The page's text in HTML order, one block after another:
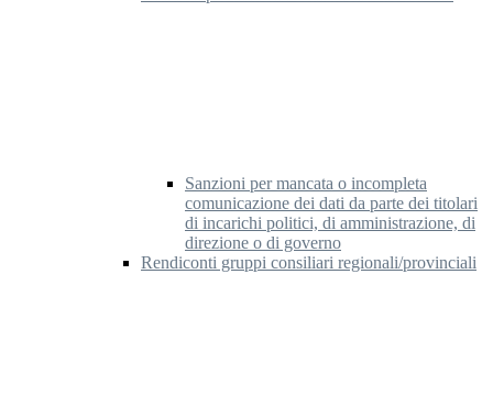
Sanzioni per mancata o incompleta
comunicazione dei dati da parte dei titolari
di incarichi politici, di amministrazione, di
direzione o di governo
Rendiconti gruppi consiliari regionali/provinciali